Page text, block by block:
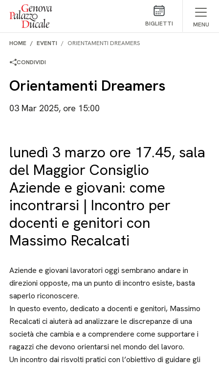
Salta al contenuto
BIGLIETTI MENU
HOME EVENTI ORIENTAMENTI DREAMERS
CONDIVIDI
Orientamenti Dreamers
03 Mar 2025, ore 15:00
lunedì 3 marzo ore 17.45, sala
del Maggior Consiglio
Aziende e giovani: come
incontrarsi | Incontro per
docenti e genitori con
Massimo Recalcati
Aziende e giovani lavoratori oggi sembrano andare in
direzioni opposte, ma un punto di incontro esiste, basta
saperlo riconoscere.
In questo evento, dedicato a docenti e genitori, Massimo
Recalcati ci aiuterà ad analizzare le discrepanze di una
società che cambia e a comprendere come supportare i
ragazzi che devono orientarsi nel mondo del lavoro.
Un incontro dai risvolti pratici con l’obiettivo di guidare gli